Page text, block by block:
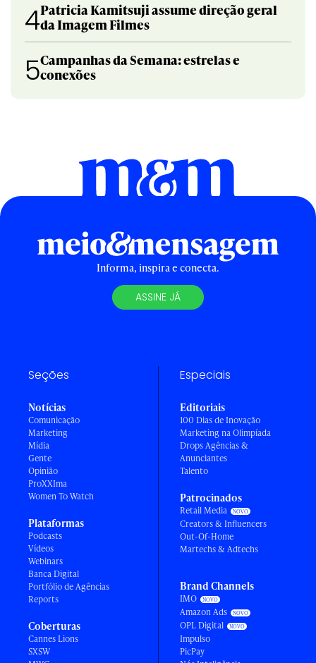
4Patricia Kamitsuji assume direção geral
da Imagem Filmes
5Campanhas da Semana: estrelas e
conexões
Informa, inspira e conecta.
ASSINE JÁ
Seções
Notícias
Comunicação
Marketing
Mídia
Gente
Opinião
ProXXIma
Women To Watch
Plataformas
Podcasts
Vídeos
Webinars
Banca Digital
Portfólio de Agências
Reports
Coberturas
Cannes Lions
SXSW
Especiais
Editoriais
100 Dias de Inovação
Marketing na Olimpíada
Drops Agências &
Anunciantes
Talento
Patrocinados
Retail Media
Creators & Influencers
Out-Of-Home
Martechs & Adtechs
Brand Channels
IMO
Amazon Ads
OPL Digital
Impulso
PicPay